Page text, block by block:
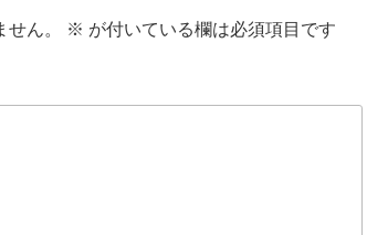
ん。 ※ が付いている欄は必須項目です